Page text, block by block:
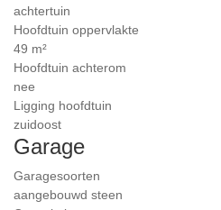
achtertuin
Hoofdtuin oppervlakte
49 m²
Hoofdtuin achterom
nee
Ligging hoofdtuin
zuidoost
Garage
Garagesoorten
aangebouwd steen